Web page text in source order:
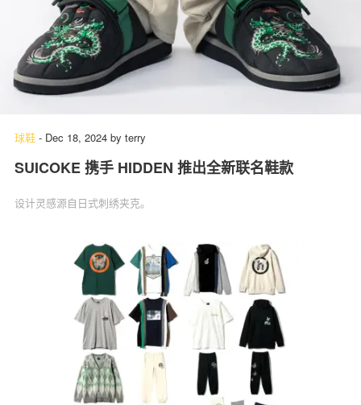
球鞋 - Dec 18, 2024 by terry
SUICOKE 携手 HIDDEN 推出全新联名鞋款
设计灵感源自日式刺绣夹克。